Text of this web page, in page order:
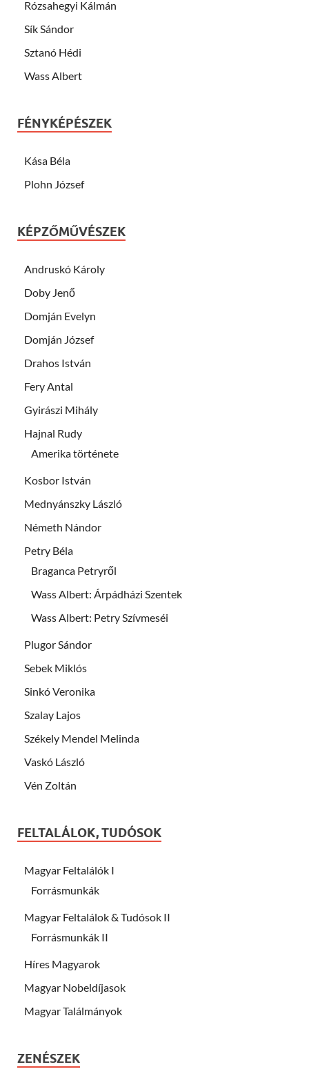
Rózsahegyi Kálmán
Sík Sándor
Sztanó Hédi
Wass Albert
FÉNYKÉPÉSZEK
Kása Béla
Plohn József
KÉPZŐMŰVÉSZEK
Andruskó Károly
Doby Jenő
Domján Evelyn
Domján József
Drahos István
Fery Antal
Gyirászi Mihály
Hajnal Rudy
Amerika története
Kosbor István
Mednyánszky László
Németh Nándor
Petry Béla
Braganca Petryről
Wass Albert: Árpádházi Szentek
Wass Albert: Petry Szívmeséi
Plugor Sándor
Sebek Miklós
Sinkó Veronika
Szalay Lajos
Székely Mendel Melinda
Vaskó László
Vén Zoltán
FELTALÁLOK, TUDÓSOK
Magyar Feltalálók I
Forrásmunkák
Magyar Feltalálok & Tudósok II
Forrásmunkák II
Híres Magyarok
Magyar Nobeldíjasok
Magyar Találmányok
ZENÉSZEK